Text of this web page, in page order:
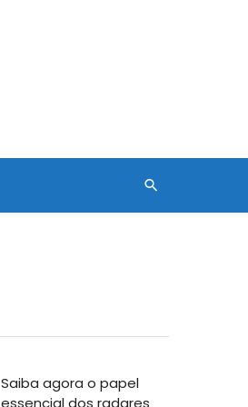
Saiba agora o papel
essencial dos radares